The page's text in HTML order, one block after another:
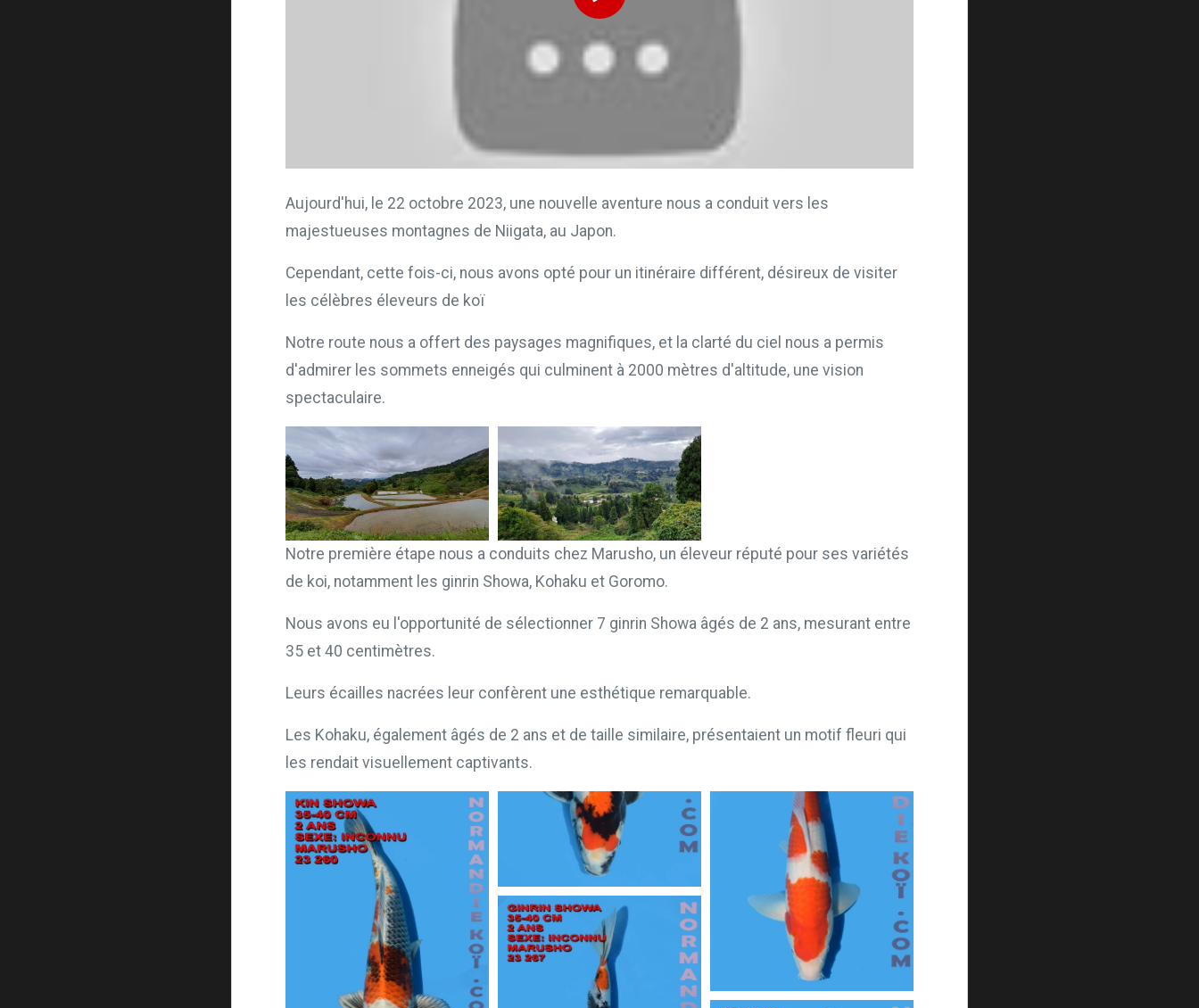
Aujourd'hui, le 22 octobre 2023, une nouvelle aventure nous a conduit vers les
majestueuses montagnes de Niigata, au Japon.
Cependant, cette fois-ci, nous avons opté pour un itinéraire différent, désireux de visiter
les célèbres éleveurs de koï
Notre route nous a offert des paysages magnifiques, et la clarté du ciel nous a permis
d'admirer les sommets enneigés qui culminent à 2000 mètres d'altitude, une vision
spectaculaire.
Notre première étape nous a conduits chez Marusho, un éleveur réputé pour ses variétés
de koi, notamment les ginrin Showa, Kohaku et Goromo.
Nous avons eu l'opportunité de sélectionner 7 ginrin Showa âgés de 2 ans, mesurant entre
35 et 40 centimètres.
Leurs écailles nacrées leur confèrent une esthétique remarquable.
Les Kohaku, également âgés de 2 ans et de taille similaire, présentaient un motif fleuri qui
les rendait visuellement captivants.